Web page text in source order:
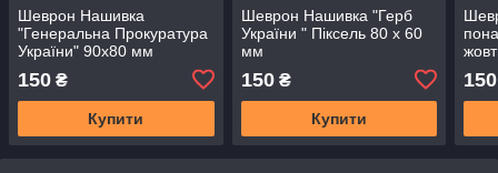
Шеврон Нашивка
"Генеральна Прокуратура
України" 90х80 мм
150 ₴
Купити
Шеврон Нашивка "Герб
України " Піксель 80 х 60
мм
150₴
Купити
150